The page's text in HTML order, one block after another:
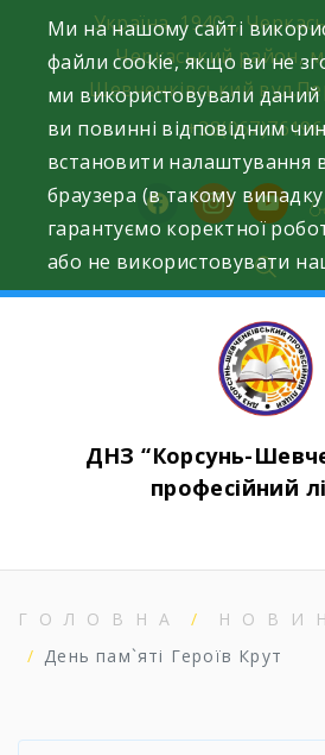
content
Україна, 19402,
Черкаський район,
Шевченківський
facebookinstagram
youtube
ДНЗ “Корсунь-
професійний
ГОЛОВНА
День пам`яті Героїв Крут
Ми на нашому сайті
файли cookie, якщо ви не
ми використовували даний
ви повинні відповідним
встановити налаштування
браузера (в такому
гарантуємо коректної
або не використовувати